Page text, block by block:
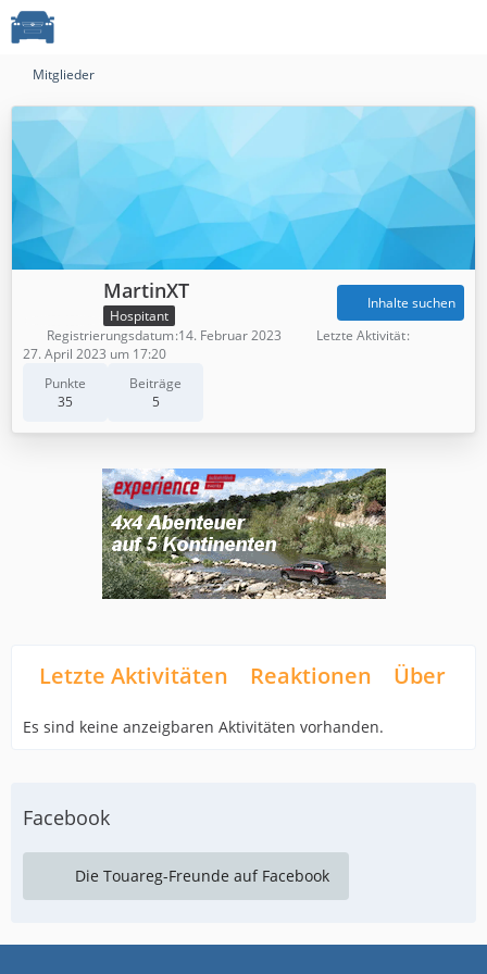
Mitglieder
MartinXT
Hospitant
Punkte
35
Beiträge
5
Inhalte suchen
Registrierungsdatum 14. Februar 2023
Letzte Aktivität
27. April 2023 um 17:20
Letzte Aktivitäten Reaktionen Über
Es sind keine anzeigbaren Aktivitäten vorhanden.
Facebook
Die Touareg-Freunde auf Facebook